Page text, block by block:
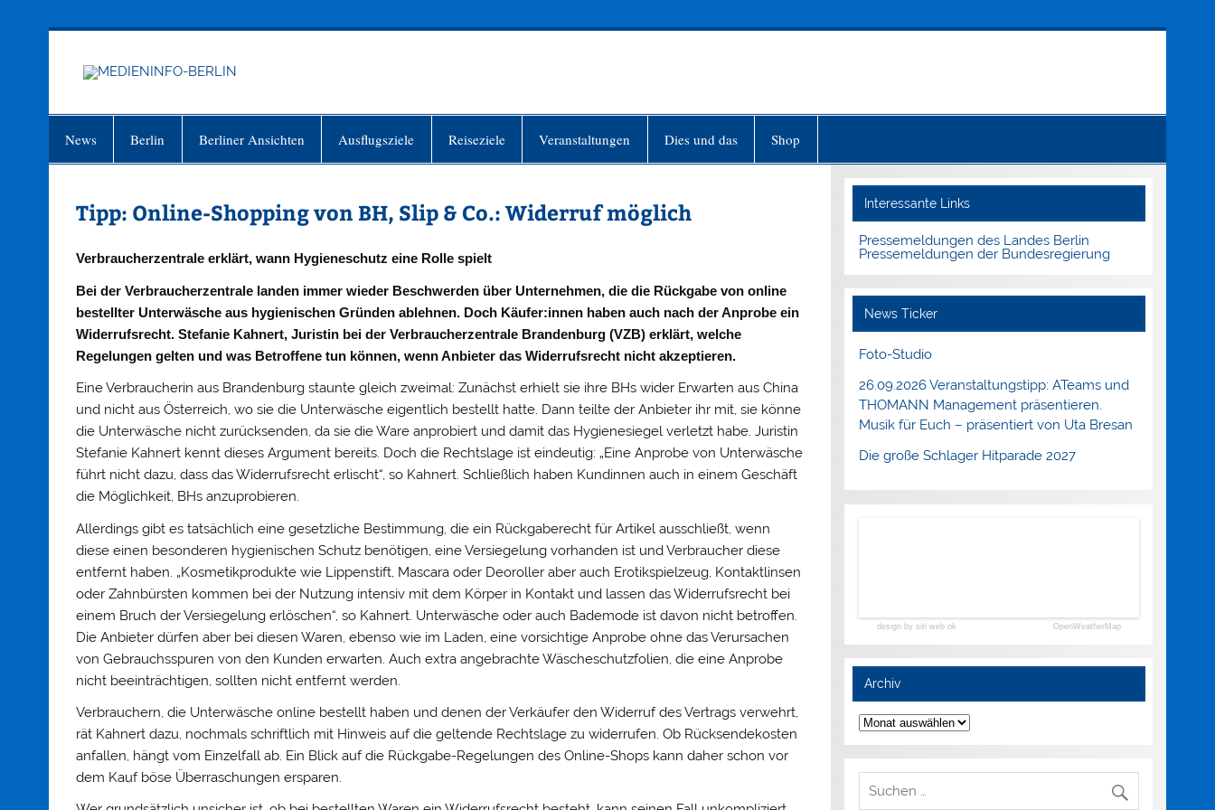
News Berlin Berliner Ansichten Ausflugsziele Reiseziele Veranstaltungen Dies und das Shop
Tipp: Online-Shopping von BH, Slip & Co.: Widerruf möglich
Verbraucherzentrale erklärt, wann Hygieneschutz eine Rolle spielt
Bei der Verbraucherzentrale landen immer wieder Beschwerden über Unternehmen, die die Rückgabe von online
bestellter Unterwäsche aus hygienischen Gründen ablehnen. Doch Käufer:innen haben auch nach der Anprobe ein
Widerrufsrecht. Stefanie Kahnert, Juristin bei der Verbraucherzentrale Brandenburg (VZB) erklärt, welche
Regelungen gelten und was Betroffene tun können, wenn Anbieter das Widerrufsrecht nicht akzeptieren.
Eine Verbraucherin aus Brandenburg staunte gleich zweimal: Zunächst erhielt sie ihre BHs wider Erwarten aus China
und nicht aus Österreich, wo sie die Unterwäsche eigentlich bestellt hatte. Dann teilte der Anbieter ihr mit, sie könne
die Unterwäsche nicht zurücksenden, da sie die Ware anprobiert und damit das Hygienesiegel verletzt habe. Juristin
Stefanie Kahnert kennt dieses Argument bereits. Doch die Rechtslage ist eindeutig: „Eine Anprobe von Unterwäsche
führt nicht dazu, dass das Widerrufsrecht erlischt“, so Kahnert. Schließlich haben Kundinnen auch in einem Geschäft
die Möglichkeit, BHs anzuprobieren.
Allerdings gibt es tatsächlich eine gesetzliche Bestimmung, die ein Rückgaberecht für Artikel ausschließt, wenn
diese einen besonderen hygienischen Schutz benötigen, eine Versiegelung vorhanden ist und Verbraucher diese
entfernt haben. „Kosmetikprodukte wie Lippenstift, Mascara oder Deoroller aber auch Erotikspielzeug, Kontaktlinsen
oder Zahnbürsten kommen bei der Nutzung intensiv mit dem Körper in Kontakt und lassen das Widerrufsrecht bei
einem Bruch der Versiegelung erlöschen“, so Kahnert. Unterwäsche oder auch Bademode ist davon nicht betroffen.
Die Anbieter dürfen aber bei diesen Waren, ebenso wie im Laden, eine vorsichtige Anprobe ohne das Verursachen
von Gebrauchsspuren von den Kunden erwarten. Auch extra angebrachte Wäscheschutzfolien, die eine Anprobe
nicht beeinträchtigen, sollten nicht entfernt werden.
Verbrauchern, die Unterwäsche online bestellt haben und denen der Verkäufer den Widerruf des Vertrags verwehrt,
rät Kahnert dazu, nochmals schriftlich mit Hinweis auf die geltende Rechtslage zu widerrufen. Ob Rücksendekosten
anfallen, hängt vom Einzelfall ab. Ein Blick auf die Rückgabe-Regelungen des Online-Shops kann daher schon vor
dem Kauf böse Überraschungen ersparen.
Interessante Links
Pressemeldungen des Landes Berlin
Pressemeldungen der Bundesregierung
News Ticker
Foto-Studio
26.09.2026 Veranstaltungstipp: ATeams und
THOMANN Management präsentieren.
Musik für Euch – präsentiert von Uta Bresan
Die große Schlager Hitparade 2027
design by siti web ok OpenWeatherMap
Archiv
Archiv